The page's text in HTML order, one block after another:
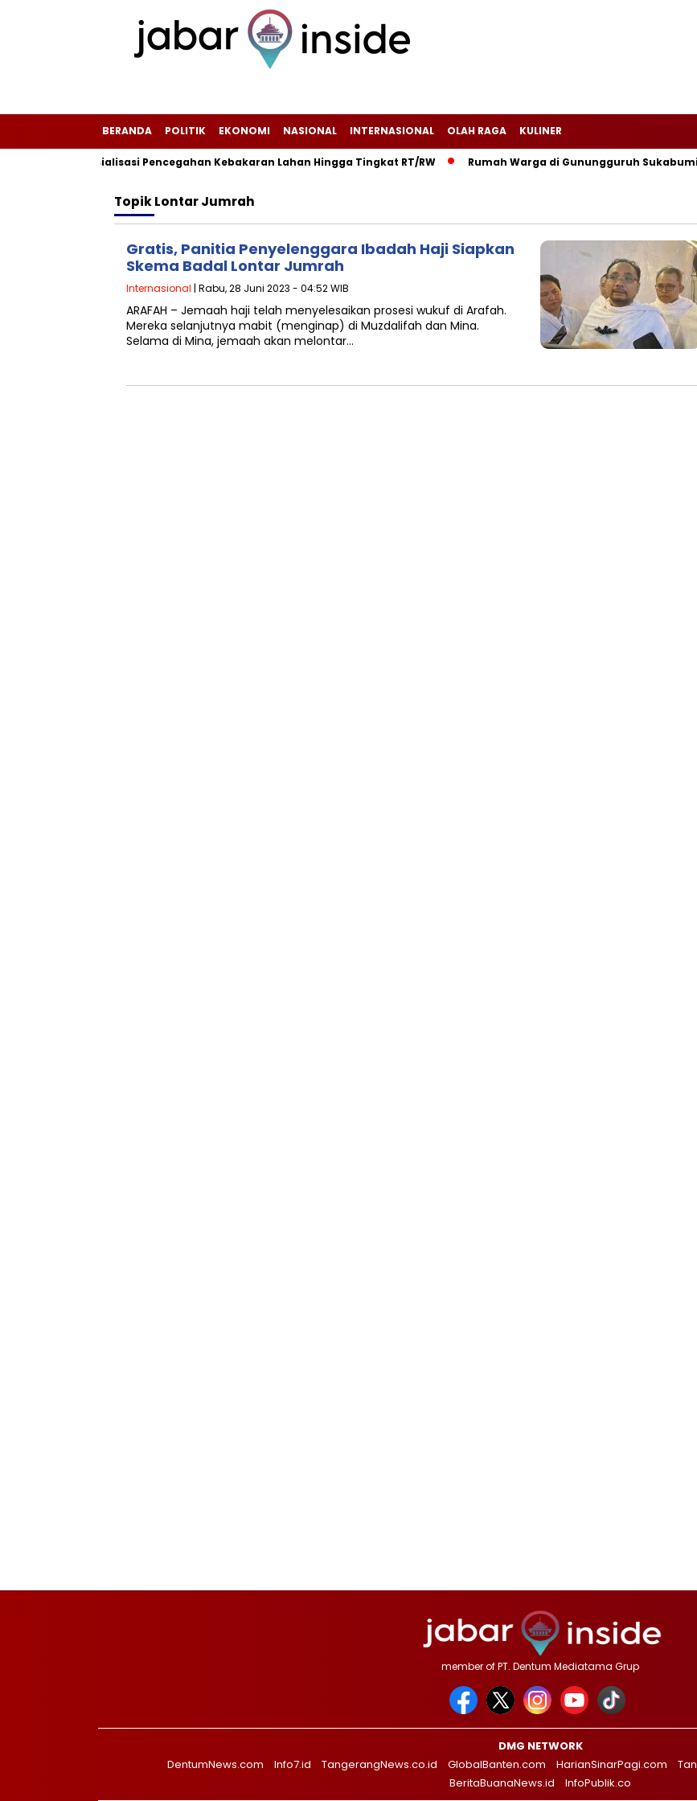
BERANDA POLITIK EKONOMI NASIONAL INTERNASIONAL OLAH RAGA KULINER
Sosialisasi Pencegahan Kebakaran Lahan Hingga Tingkat RT/RW‎ ‎Rumah Warga di Gunungguruh Sukabumi
TopikLontar Jumrah
Gratis, Panitia Penyelenggara Ibadah Haji Siapkan
Skema Badal Lontar Jumrah
Internasional | Rabu, 28 Juni 2023 - 04:52 WIB
ARAFAH – Jemaah haji telah menyelesaikan prosesi wukuf di Arafah.
Mereka selanjutnya mabit (menginap) di Muzdalifah dan Mina.
Selama di Mina, jemaah akan melontar…
member of PT. Dentum Mediatama Grup
DMG NETWORK
DentumNews.com
Info7.id TangerangNews.co.id GlobalBanten.com HarianSinarPagi.com
BeritaBuanaNews.id
InfoPublik.co